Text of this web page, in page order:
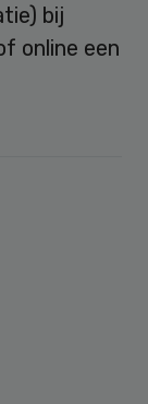
bij
online een